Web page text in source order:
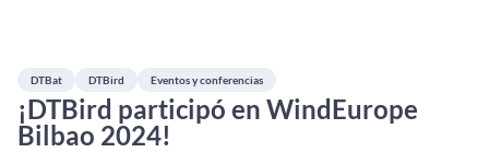
DTBat DTBird Eventos y conferencias
¡DTBird participó en WindEurope
Bilbao 2024!